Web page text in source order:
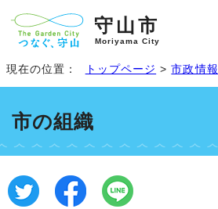
守山市
Moriyama City
現在の位置： トップページ >市政情報
市の組織